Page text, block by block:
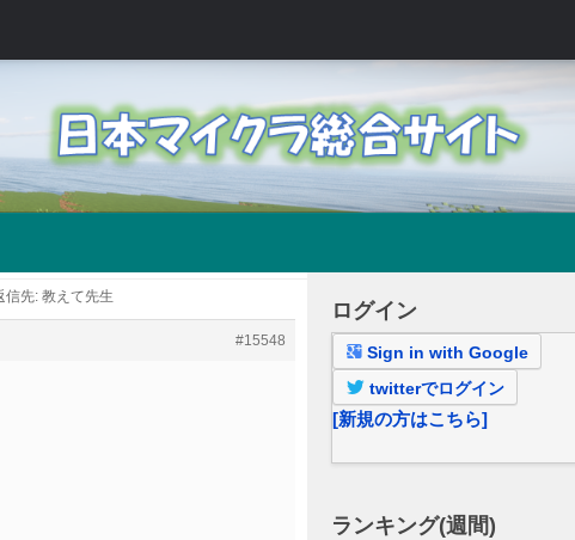
信先: 教えて先生
#15548
ログイン
Sign in with Google
twitterでログイン
[新規の方はこちら]
ランキング(週間)